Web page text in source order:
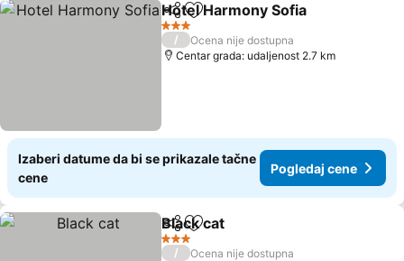
Deli Dodati u favorite
Hotel Harmony Sofia
3 Zvezdice
/
Ocena nije dostupna
Centar grada: udaljenost 2.7 km
Izaberi datume da bi se prikazale tačne
cene
Pogledaj cene
Deli Dodati u favorite
Black cat
3 Zvezdice
/
Ocena nije dostupna